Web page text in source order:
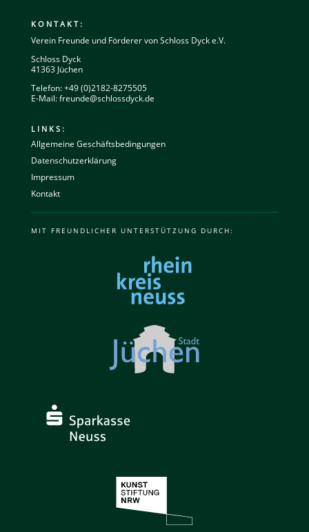
KONTAKT:
Verein Freunde und Förderer von Schloss Dyck e.V.
Schloss Dyck
41363 Jüchen
Telefon: +49 (0)2182-8275505
E-Mail:freunde@schlossdyck.de
LINKS:
Allgemeine Geschäftsbedingungen
Datenschutzerklärung
Impressum
Kontakt
MIT FREUNDLICHER UNTERSTÜTZUNG DURCH: